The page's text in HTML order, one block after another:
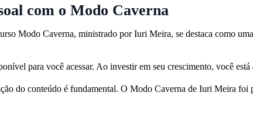
com o Modo Caverna
Modo Caverna, ministrado por Iuri Meira, se destaca como
para você acessar. Ao investir em seu crescimento, você
do conteúdo é fundamental. O Modo Caverna de Iuri Meira foi